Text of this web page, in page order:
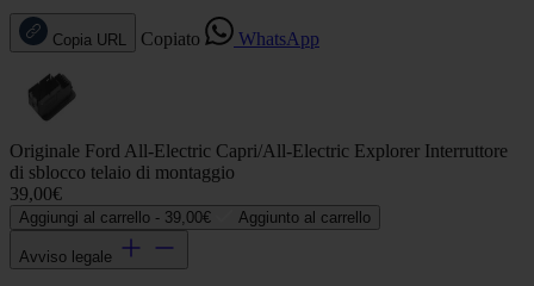
Copia URL Copiato WhatsApp
Originale Ford All-Electric Capri/All-Electric Explorer Interruttore
di sblocco telaio di montaggio
39,00€
Aggiungi al carrello - 39,00€ Aggiunto al carrello
Avviso legale